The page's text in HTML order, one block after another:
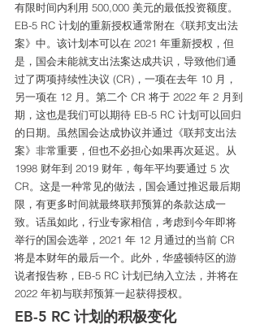
有限时间内利用 500,000 美元的最低投资额度。
EB-5 RC 计划的重新授权通常附在《联邦支出法
案》中。该计划本可以在 2021 年重新授权，但
是，国会未能就支出法案达成共识，导致他们通
过了两项持续性决议 (CR)，一项在去年 10 月，
另一项在 12 月。第二个 CR 将于 2022 年 2 月到
期，这也是我们可以期待 EB-5 RC 计划可以回归
的日期。虽然国会达成协议并通过《联邦支出法
案》非常重要，但也不必担心如果再次延迟。从
1998 财年到 2019 财年，每年平均要通过 5 次
CR。这是一种常见的做法，国会通过推迟最后期
限，有更多时间就最终联邦预算的条款达成一
致。话虽如此，行业专家相信，考虑到今年即将
举行的国会选举，2021 年 12 月通过的当前 CR
将是本财年的最后一个。此外，华盛顿特区的游
说者报告称，EB-5 RC 计划已纳入立法，并将在
2022 年初与联邦预算一起获得授权。
EB-5 RC 计划的积极变化